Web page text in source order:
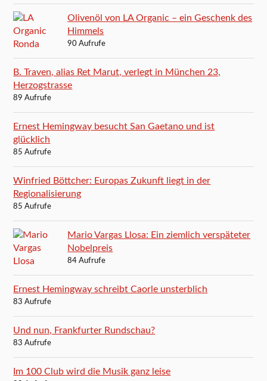
Olivenöl von LA Organic – ein Geschenk des
Himmels
90 Aufrufe
B. Traven, alias Ret Marut, verlegt in München 23,
Herzogstrasse
89 Aufrufe
Ernest Hemingway besucht San Gaetano und ist
glücklich
85 Aufrufe
Winfried Böttcher: Europas Zukunft liegt in der
Regionalisierung
85 Aufrufe
Mario Vargas Llosa: Ein ziemlich verspäteter
Nobelpreis
84 Aufrufe
Ernest Hemingway schreibt Caorle unsterblich
83 Aufrufe
Und nun, Frankfurter Rundschau?
83 Aufrufe
Im 100 Club wird die Musik ganz leise